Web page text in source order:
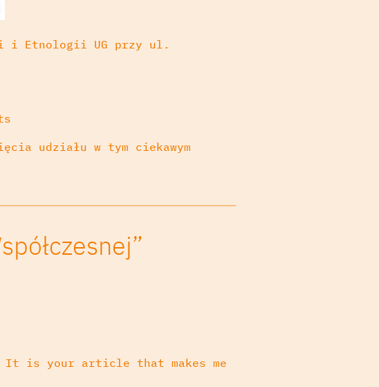
i Etnologii UG przy ul.
udziału w tym ciekawym
is your article that makes me